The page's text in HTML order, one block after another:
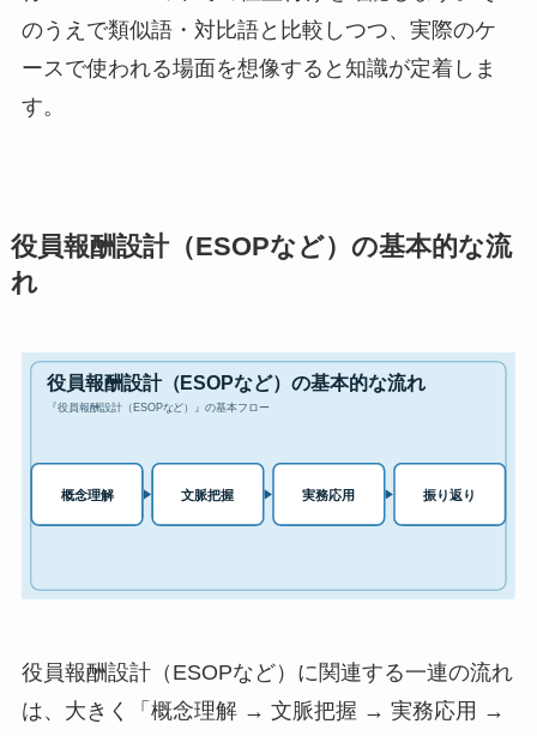
のうえで類似語・対比語と比較しつつ、実際のケ
ースで使われる場面を想像すると知識が定着しま
す。
役員報酬設計（ESOPなど）の基本的な流
れ
役員報酬設計（ESOPなど）に関連する一連の流れ
は、大きく「概念理解 → 文脈把握 → 実務応用 →